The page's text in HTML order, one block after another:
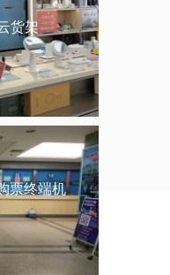
货架
票终端机